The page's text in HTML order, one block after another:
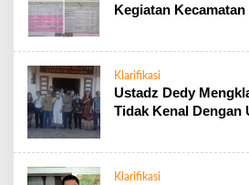
Kegiatan Kecamatan
Klarifikasi
Ustadz Dedy
Tidak Kenal Dengan
Klarifikasi